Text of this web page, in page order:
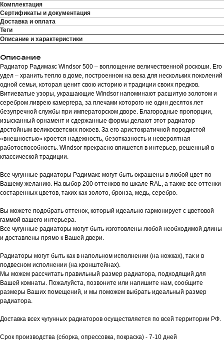
Комплектация
Сертификаты и документация
Доставка и оплата
Теги
Описание и характеристики
Описание
Радиатор Радимакс Windsor 500 – воплощение величественной роскоши. Его
удел – хранить тепло в доме, построенном на века для нескольких поколений
одной семьи, которая ценит свою историю и традиции своих предков.
Витиеватые узоры, украшающие Windsor напоминают расшитую золотом и
серебром ливрею камергера, за плечами которого не один десяток лет
безупречной службы при императорском дворе. Благородные пропорции,
изысканный орнамент и сдержанные формы делают этот радиатор
достойным великосветских покоев. За его аристократичной породистой
«внешностью» кроется надежность, безотказность и невероятная
работоспособность. Windsor прекрасно впишется в интерьер, решенный в
классической традиции.
Все чугунные радиаторы Радимакс могут быть окрашены в любой цвет по
Вашему желанию. На выбор 200 оттенков по шкале RAL, а также все оттенки
состаренных цветов, таких как золото, бронза, медь, серебро.
Вы можете подобрать оттенок, который идеально гармонирует с цветовой
гаммой вашего интерьера.
Все чугунные радиаторы могут быть изготовлены любой необходимой длины
и доставлены прямо к Вашей двери.
Радиаторы могут быть как в напольном исполнении (на ножках), так и в
подвесном исполнении (на кронштейнах).
Мы можем рассчитать правильный размер радиатора, подходящий для
Вашей комнаты. Пожалуйста, позвоните или напишите нам, сообщите
размеры Ваших помещений, и мы поможем выбрать идеальный размер
радиатора.
Доставка всех чугунных радиаторов осуществляется по всей территории РФ.
Срок производства (сборка, опрессовка, покраска) - 7-10 дней